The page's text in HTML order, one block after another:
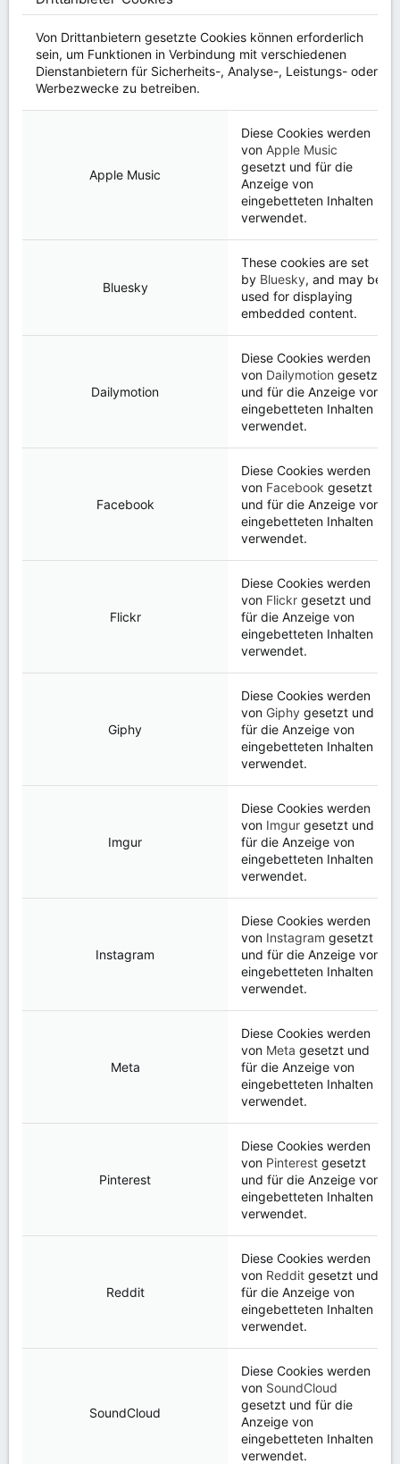
Von Drittanbietern gesetzte Cookies können erforderlich
sein, um Funktionen in Verbindung mit verschiedenen
Dienstanbietern für Sicherheits-, Analyse-, Leistungs- oder
Werbezwecke zu betreiben.
Apple Music
Diese Cookies werden
von Apple Music
gesetzt und für die
Anzeige von
eingebetteten Inhalten
verwendet.
Bluesky
These cookies are set
by Bluesky, and may be
used for displaying
embedded content.
Dailymotion
Diese Cookies werden
von Dailymotion gesetzt
und für die Anzeige von
eingebetteten Inhalten
verwendet.
Facebook
Diese Cookies werden
von Facebook gesetzt
und für die Anzeige von
eingebetteten Inhalten
verwendet.
Flickr
Diese Cookies werden
von Flickr gesetzt und
für die Anzeige von
eingebetteten Inhalten
verwendet.
Giphy
Diese Cookies werden
von Giphy gesetzt und
für die Anzeige von
eingebetteten Inhalten
verwendet.
Imgur
Diese Cookies werden
von Imgur gesetzt und
für die Anzeige von
eingebetteten Inhalten
verwendet.
Instagram
Diese Cookies werden
von Instagram gesetzt
und für die Anzeige von
eingebetteten Inhalten
verwendet.
Meta
Diese Cookies werden
von Meta gesetzt und
für die Anzeige von
eingebetteten Inhalten
verwendet.
Pinterest
Diese Cookies werden
von Pinterest gesetzt
und für die Anzeige von
eingebetteten Inhalten
verwendet.
Reddit
Diese Cookies werden
von Reddit gesetzt und
für die Anzeige von
eingebetteten Inhalten
verwendet.
SoundCloud
Diese Cookies werden
von SoundCloud
gesetzt und für die
Anzeige von
eingebetteten Inhalten
verwendet.